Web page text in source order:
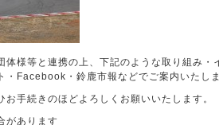
体様等と連携の上、下記のような取り組み・
・Facebook・鈴鹿市報などでご案内いたしま
手続きのほどよろしくお願いいたします。
があります